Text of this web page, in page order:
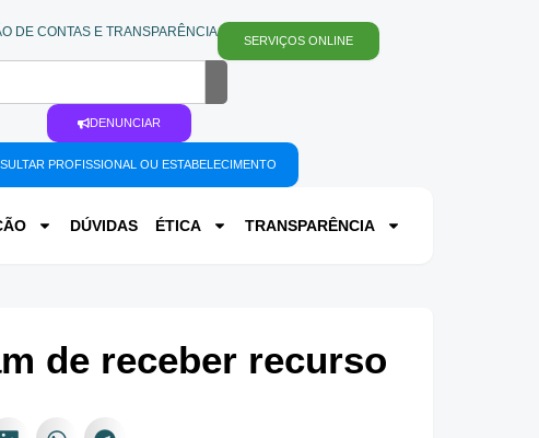
DE CONTAS E TRANSPARÊNCIA
SERVIÇOS ONLINE
DENUNCIAR
PROFISSIONAL OU ESTABELECIMENTO
DÚVIDAS ÉTICA TRANSPARÊNCIA
de receber recurso